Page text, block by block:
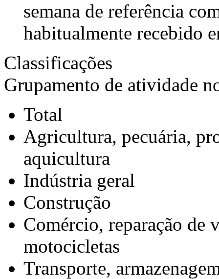
semana de referência
habitualmente recebido
Classificações
Grupamento de atividade
Total
Agricultura, pecuária,
aquicultura
Indústria geral
Construção
Comércio, reparação de
motocicletas
Transporte,